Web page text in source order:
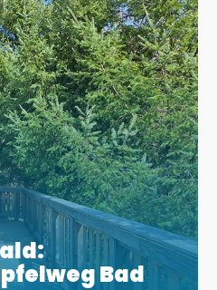
Bad